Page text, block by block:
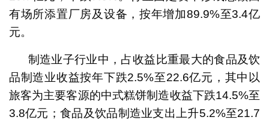
有场所添置厂房及设备，按年增加89.9%至3.4亿
元。
制造业子行业中，占收益比重最大的食品及饮
品制造业收益按年下跌2.5%至22.6亿元，其中以
旅客为主要客源的中式糕饼制造收益下跌14.5%至
3.8亿元；食品及饮品制造业支出上升5.2%至21.7